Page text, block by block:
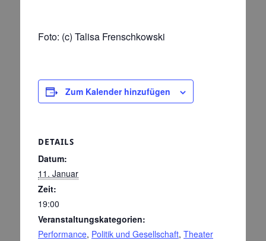
Foto: (c) Talisa Frenschkowski
Zum Kalender hinzufügen
DETAILS
Datum:
11. Januar
Zeit:
19:00
Veranstaltungskategorien:
Performance, Politik und Gesellschaft, Theater